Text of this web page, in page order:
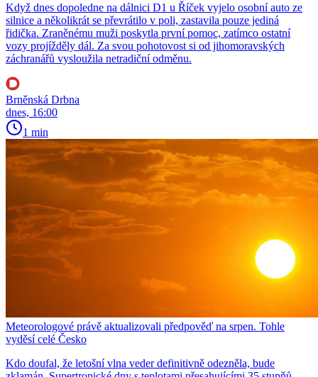
Když dnes dopoledne na dálnici D1 u Říček vyjelo osobní auto ze
silnice a několikrát se převrátilo v poli, zastavila pouze jediná
řidička. Zraněnému muži poskytla první pomoc, zatímco ostatní
vozy projížděly dál. Za svou pohotovost si od jihomoravských
záchranářů vysloužila netradiční odměnu.
Brněnská Drbna
dnes, 16:00
1 min
Meteorologové právě aktualizovali předpověď na srpen. Tohle
vyděsí celé Česko
Kdo doufal, že letošní vlna veder definitivně odezněla, bude